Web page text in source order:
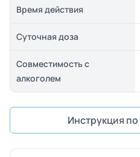
Время действия
Суточная доза
Совместимость с
алкоголем
Инструкция